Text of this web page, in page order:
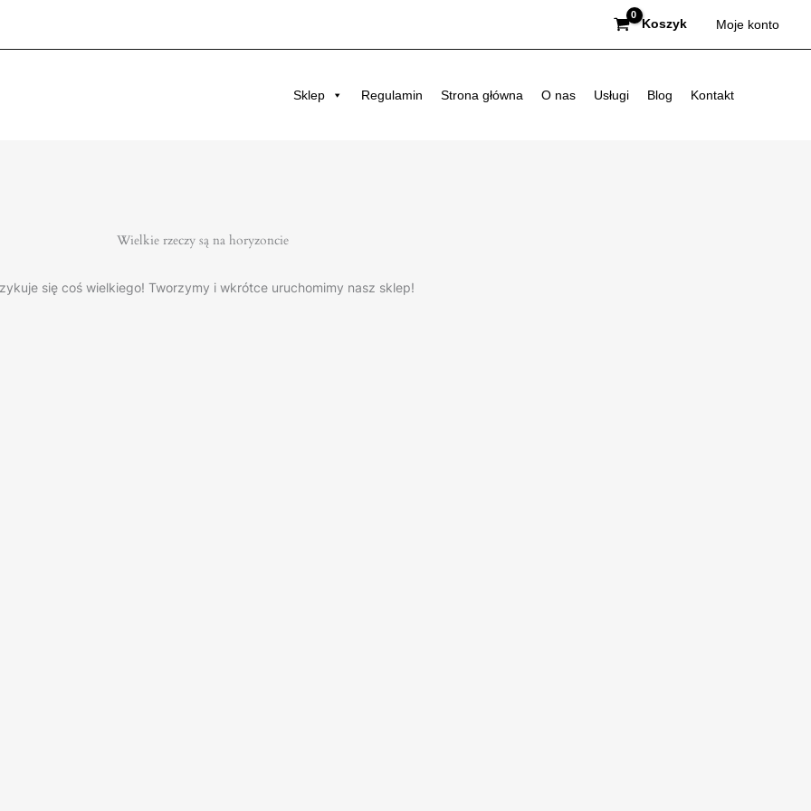
Koszyk Moje konto
Sklep Regulamin Strona główna O nas Usługi Blog Kontakt
Wielkie rzeczy są na horyzoncie
się coś wielkiego! Tworzymy i wkrótce uruchomimy nasz sklep!